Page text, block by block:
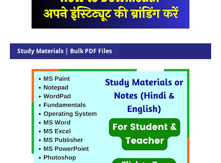
Study Materials | Bulk PDF Files